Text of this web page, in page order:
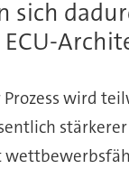
sich
wird